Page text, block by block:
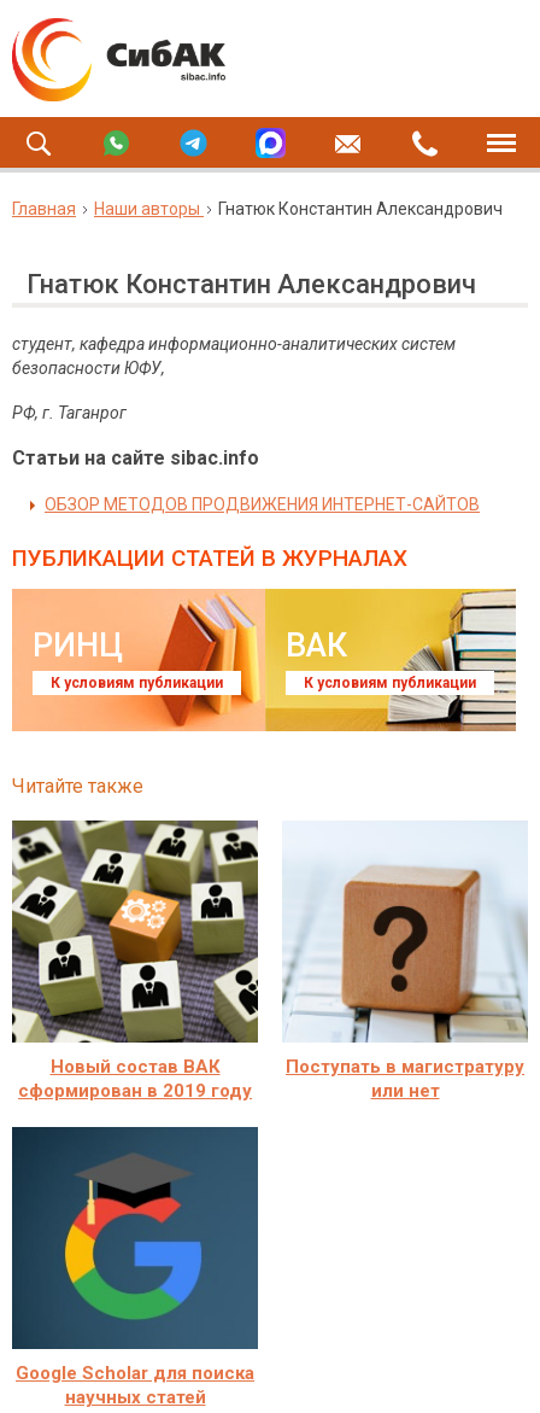
Главная Наши авторы Гнатюк Константин Александрович
Гнатюк Константин Александрович
студент, кафедраинформационно-аналитических систем
безопасностиЮФУ,
РФ, г. Таганрог
Статьи на сайте sibac.info
ОБЗОР МЕТОДОВ ПРОДВИЖЕНИЯ ИНТЕРНЕТ-САЙТОВ
ПУБЛИКАЦИИ СТАТЕЙ В ЖУРНАЛАХ
РИНЦ
К условиям публикации
ВАК
К условиям публикации
Читайте также
Новый состав ВАК
сформирован в 2019 году
Поступать в магистратуру
или нет
Google Scholar для поиска
научных статей